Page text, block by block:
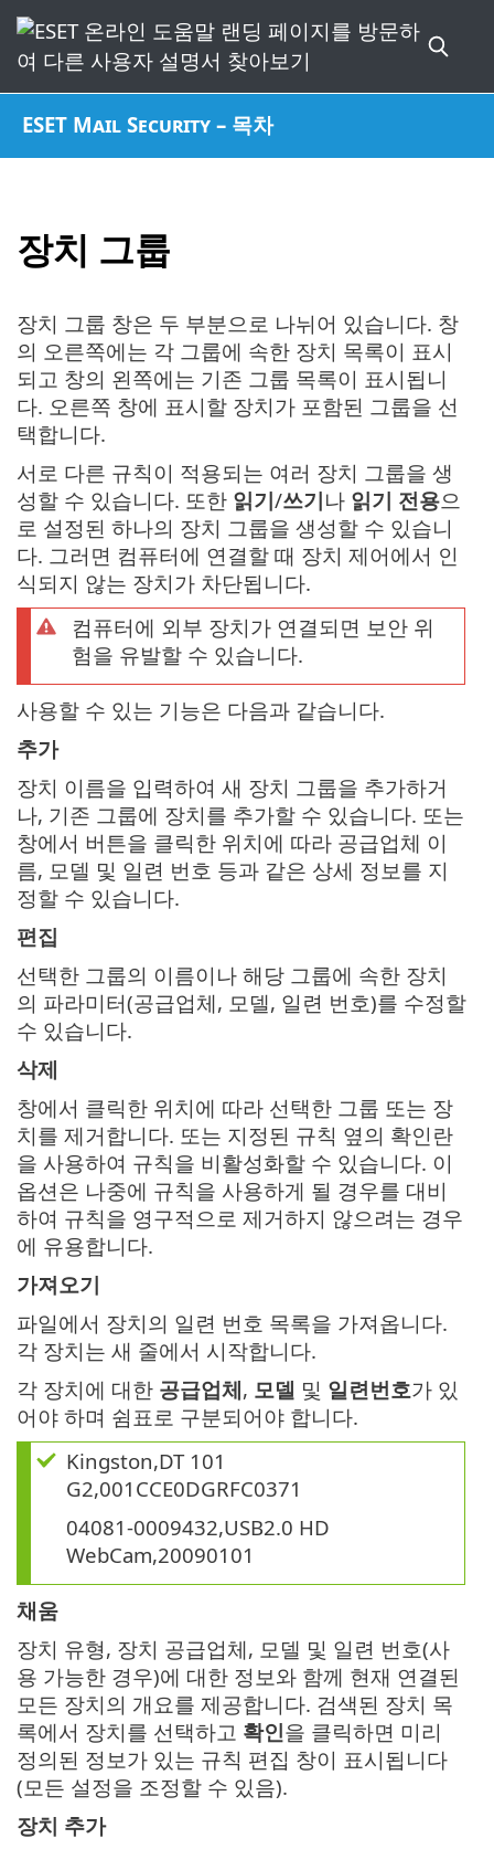
ESET Mail Security – 목차
장치 그룹
장치 그룹 창은 두 부분으로 나뉘어 있습니다. 창
의 오른쪽에는 각 그룹에 속한 장치 목록이 표시
되고 창의 왼쪽에는 기존 그룹 목록이 표시됩니
다. 오른쪽 창에 표시할 장치가 포함된 그룹을 선
택합니다.
서로 다른 규칙이 적용되는 여러 장치 그룹을 생
성할 수 있습니다. 또한 읽기/쓰기나 읽기 전용으
로 설정된 하나의 장치 그룹을 생성할 수 있습니
다. 그러면 컴퓨터에 연결할 때 장치 제어에서 인
식되지 않는 장치가 차단됩니다.
컴퓨터에 외부 장치가 연결되면 보안 위
험을 유발할 수 있습니다.
사용할 수 있는 기능은 다음과 같습니다.
추가
장치 이름을 입력하여 새 장치 그룹을 추가하거
나, 기존 그룹에 장치를 추가할 수 있습니다. 또는
창에서 버튼을 클릭한 위치에 따라 공급업체 이
름, 모델 및 일련 번호 등과 같은 상세 정보를 지
정할 수 있습니다.
편집
선택한 그룹의 이름이나 해당 그룹에 속한 장치
의 파라미터(공급업체, 모델, 일련 번호)를 수정할
수 있습니다.
삭제
창에서 클릭한 위치에 따라 선택한 그룹 또는 장
치를 제거합니다. 또는 지정된 규칙 옆의 확인란
을 사용하여 규칙을 비활성화할 수 있습니다. 이
옵션은 나중에 규칙을 사용하게 될 경우를 대비
하여 규칙을 영구적으로 제거하지 않으려는 경우
에 유용합니다.
가져오기
파일에서 장치의 일련 번호 목록을 가져옵니다.
각 장치는 새 줄에서 시작합니다.
각 장치에 대한 공급업체, 모델 및 일련번호가 있
어야 하며 쉼표로 구분되어야 합니다.
Kingston,DT 101
G2,001CCE0DGRFC0371
04081-0009432,USB2.0 HD
WebCam,20090101
채움
장치 유형, 장치 공급업체, 모델 및 일련 번호(사
용 가능한 경우)에 대한 정보와 함께 현재 연결된
모든 장치의 개요를 제공합니다. 검색된 장치 목
록에서 장치를 선택하고 확인을 클릭하면 미리
정의된 정보가 있는 규칙 편집 창이 표시됩니다
(모든 설정을 조정할 수 있음).
장치 추가